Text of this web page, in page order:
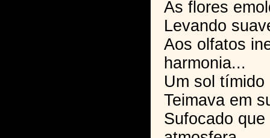
As flores
Levando
Aos olfatos
harmonia...
Um sol
Teimava em
Sufocado